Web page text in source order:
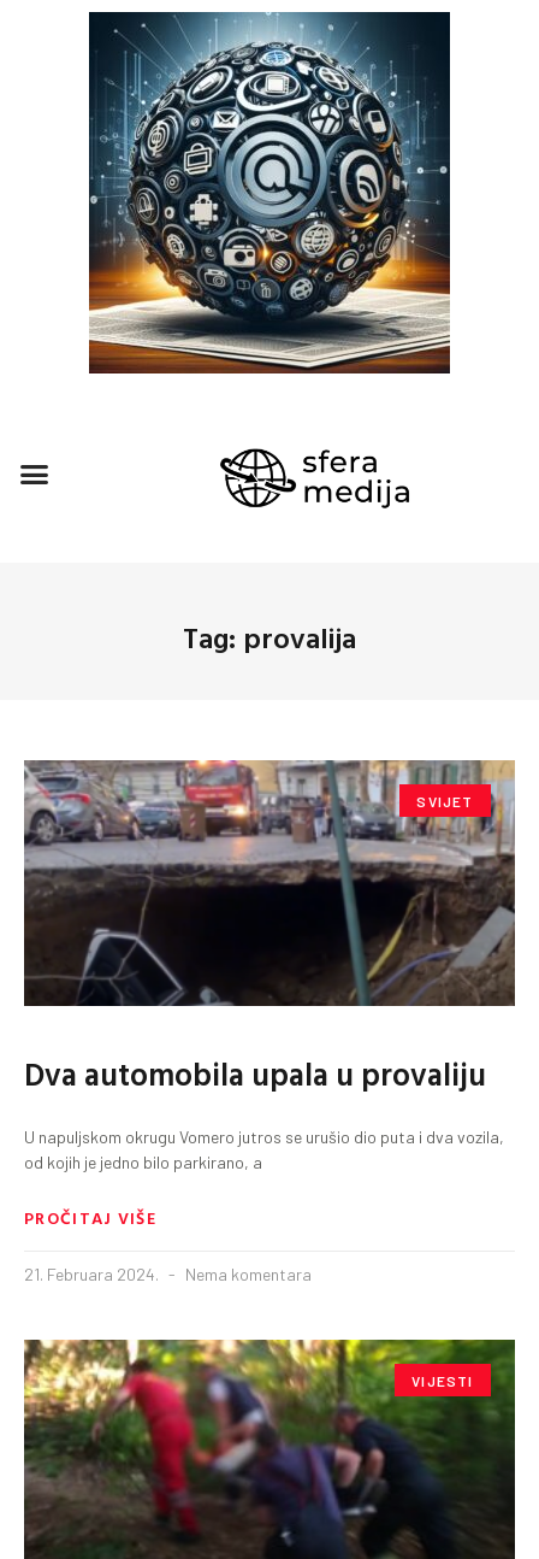
Tag: provalija
SVIJET
Dva automobila upala u provaliju
U napuljskom okrugu Vomero jutros se urušio dio puta i dva vozila,
od kojih je jedno bilo parkirano, a
PROČITAJ VIŠE
21. Februara 2024. Nema komentara
VIJESTI